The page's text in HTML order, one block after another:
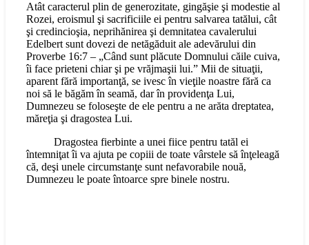
Atât caracterul plin de generozitate, gingăşie şi modestie al
Rozei, eroismul şi sacrificiile ei pentru salvarea tatălui, cât
şi credincioşia, neprihănirea şi demnitatea cavalerului
Edelbert sunt dovezi de netăgăduit ale adevărului din
Proverbe 16:7 – „Când sunt plăcute Domnului căile cuiva,
îi face prieteni chiar şi pe vrăjmaşii lui.” Mii de situaţii,
aparent fără importanţă, se ivesc în vieţile noastre fără ca
noi să le băgăm în seamă, dar în providenţa Lui,
Dumnezeu se foloseşte de ele pentru a ne arăta dreptatea,
măreţia şi dragostea Lui.
Dragostea fierbinte a unei fiice pentru tatăl ei
întemniţat îi va ajuta pe copiii de toate vârstele să înţeleagă
că, deşi unele circumstanţe sunt nefavorabile nouă,
Dumnezeu le poate întoarce spre binele nostru.